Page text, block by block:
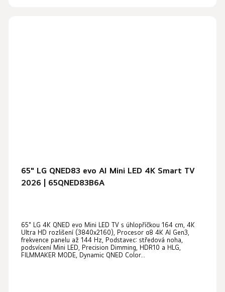
65" LG QNED83 evo AI Mini LED 4K Smart TV
2026 | 65QNED83B6A
65" LG 4K QNED evo Mini LED TV s úhlopříčkou 164 cm, 4K
Ultra HD rozlišení (3840x2160), Procesor α8 4K AI Gen3,
frekvence panelu až 144 Hz, Podstavec: středová noha,
podsvícení Mini LED, Precision Dimming, HDR10 a HLG,
FILMMAKER MODE, Dynamic QNED Color...